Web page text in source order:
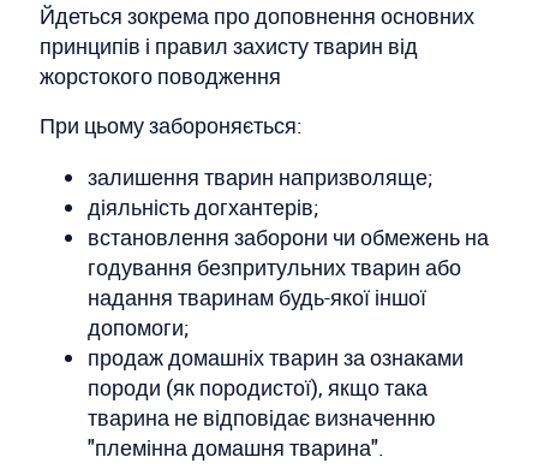
Йдеться зокрема про доповнення основних
принципів і правил захисту тварин від
жорстокого поводження
При цьому забороняється:
залишення тварин напризволяще;
діяльність догхантерів;
встановлення заборони чи обмежень на
годування безпритульних тварин або
надання тваринам будь-якої іншої
допомоги;
продаж домашніх тварин за ознаками
породи (як породистої), якщо така
тварина не відповідає визначенню
"племінна домашня тварина".